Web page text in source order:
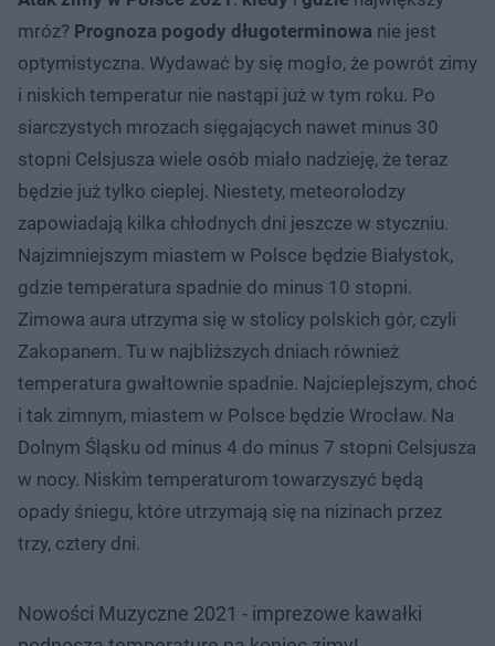
mróz? Prognoza pogody długoterminowa nie jest
optymistyczna. Wydawać by się mogło, że powrót zimy
i niskich temperatur nie nastąpi już w tym roku. Po
siarczystych mrozach sięgających nawet minus 30
stopni Celsjusza wiele osób miało nadzieję, że teraz
będzie już tylko cieplej. Niestety, meteorolodzy
zapowiadają kilka chłodnych dni jeszcze w styczniu.
Najzimniejszym miastem w Polsce będzie Białystok,
gdzie temperatura spadnie do minus 10 stopni.
Zimowa aura utrzyma się w stolicy polskich gór, czyli
Zakopanem. Tu w najbliższych dniach również
temperatura gwałtownie spadnie. Najcieplejszym, choć
i tak zimnym, miastem w Polsce będzie Wrocław. Na
Dolnym Śląsku od minus 4 do minus 7 stopni Celsjusza
w nocy. Niskim temperaturom towarzyszyć będą
opady śniegu, które utrzymają się na nizinach przez
trzy, cztery dni.
Nowości Muzyczne 2021 - imprezowe kawałki